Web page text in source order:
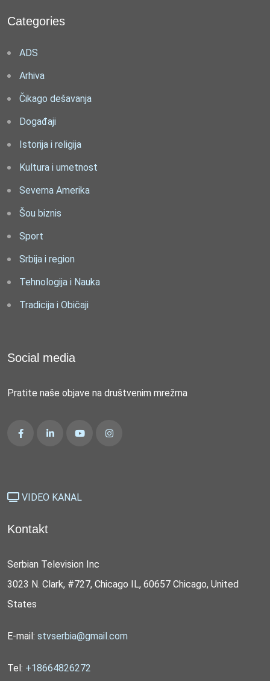
Categories
ADS
Arhiva
Čikago dešavanja
Događaji
Istorija i religija
Kultura i umetnost
Severna Amerika
Šou biznis
Sport
Srbija i region
Tehnologija i Nauka
Tradicija i Običaji
Social media
Pratite naše objave na društvenim mrežma
VIDEO KANAL
Kontakt
Serbian Television Inc
3023 N. Clark, #727, Chicago IL, 60657 Chicago, United
States
E-mail: stvserbia@gmail.com
Tel: +18664826272